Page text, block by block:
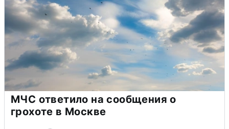
МЧС ответило на сообщения о
грохоте в Москве